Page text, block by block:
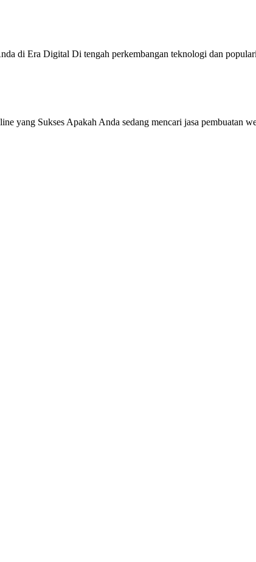
di Era Digital Di tengah perkembangan teknologi dan
yang Sukses Apakah Anda sedang mencari jasa pembuatan